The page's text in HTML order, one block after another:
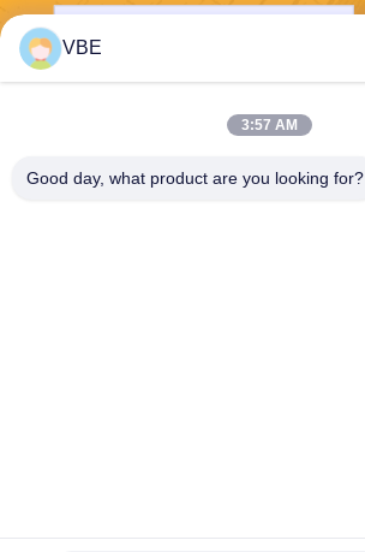
VBE
3:57 AM
Good day, what product are you looking for?